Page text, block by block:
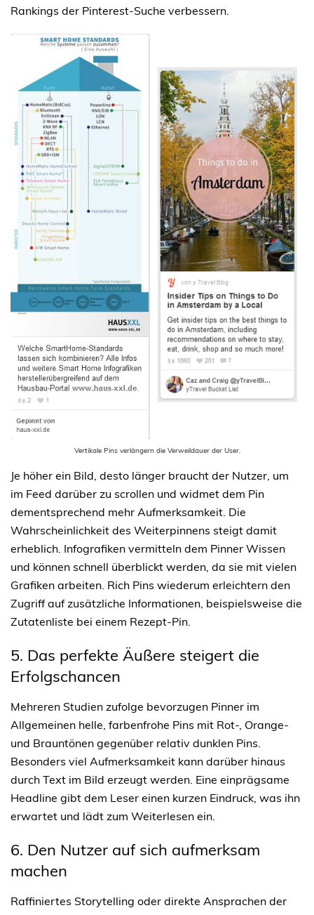
Rankings der Pinterest-Suche verbessern.
Vertikale Pins verlängern die Verweildauer der User.
Je höher ein Bild, desto länger braucht der Nutzer, um
im Feed darüber zu scrollen und widmet dem Pin
dementsprechend mehr Aufmerksamkeit. Die
Wahrscheinlichkeit des Weiterpinnens steigt damit
erheblich. Infografiken vermitteln dem Pinner Wissen
und können schnell überblickt werden, da sie mit vielen
Grafiken arbeiten. Rich Pins wiederum erleichtern den
Zugriff auf zusätzliche Informationen, beispielsweise die
Zutatenliste bei einem Rezept-Pin.
5. Das perfekte Äußere steigert die
Erfolgschancen
Mehreren Studien zufolge bevorzugen Pinner im
Allgemeinen helle, farbenfrohe Pins mit Rot-, Orange-
und Brauntönen gegenüber relativ dunklen Pins.
Besonders viel Aufmerksamkeit kann darüber hinaus
durch Text im Bild erzeugt werden. Eine einprägsame
Headline gibt dem Leser einen kurzen Eindruck, was ihn
erwartet und lädt zum Weiterlesen ein.
6. Den Nutzer auf sich aufmerksam
machen
Raffiniertes Storytelling oder direkte Ansprachen der